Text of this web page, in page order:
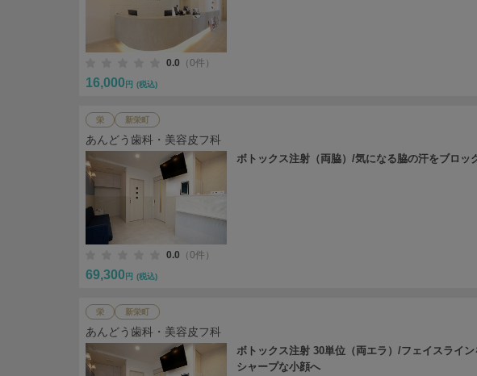
0.0 （0件）
16,000 円 (税込)
栄 新栄町
あんどう歯科・美容皮フ科
ボトックス注射（両脇）/気になる脇の汗をブロッ
0.0 （0件）
69,300 円 (税込)
栄 新栄町
あんどう歯科・美容皮フ科
ボトックス注射 30単位（両エラ）/フェイスライン
シャープな小顔へ